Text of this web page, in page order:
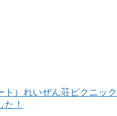
ト）れいぜん荘ピクニッ
！